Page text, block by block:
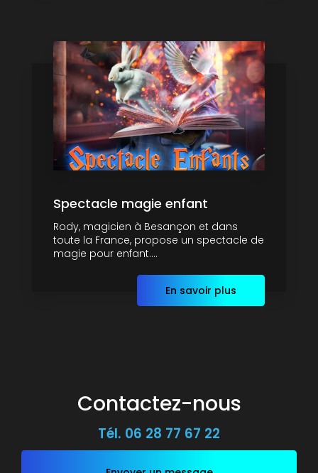
Spectacle magie enfant
Rody, magicien à Besançon et dans
toute la France, propose un spectacle de
magie pour enfant....
En savoir plus
Contactez-nous
Tél. 06 28 77 67 22